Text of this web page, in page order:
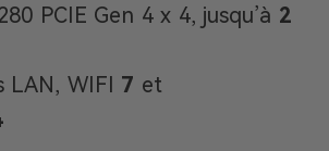
PCIE Gen 4 x 4, jusqu’à 2
LAN, WIFI 7 et